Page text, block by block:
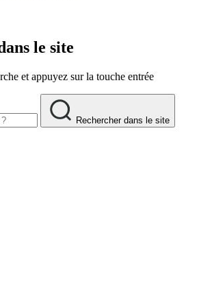
le site
et appuyez sur la touche entrée
Rechercher dans le site